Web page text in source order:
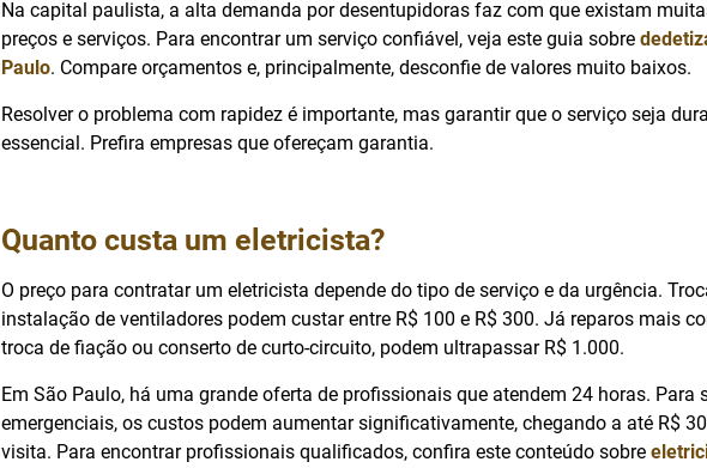
Na capital paulista, a alta demanda por desentupidoras faz com que existam
preços e serviços. Para encontrar um serviço confiável, veja este guia sobre
Paulo. Compare orçamentos e, principalmente, desconfie de valores muito baixos.
Resolver o problema com rapidez é importante, mas garantir que o serviço seja
essencial. Prefira empresas que ofereçam garantia.
Quanto custa um eletricista?
O preço para contratar um eletricista depende do tipo de serviço e da urgência.
instalação de ventiladores podem custar entre R$ 100 e R$ 300. Já reparos mais
troca de fiação ou conserto de curto-circuito, podem ultrapassar R$ 1.000.
Em São Paulo, há uma grande oferta de profissionais que atendem 24 horas. Para
emergenciais, os custos podem aumentar significativamente, chegando a até R$
visita. Para encontrar profissionais qualificados, confira este conteúdo sobre